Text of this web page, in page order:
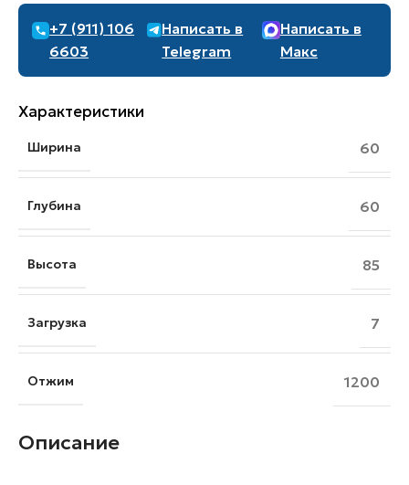
+7 (911) 106
6603
Написать в
Telegram
Написать в
Макс
Характеристики
Ширина 60
Глубина 60
Высота 85
Загрузка 7
Отжим 1200
Описание